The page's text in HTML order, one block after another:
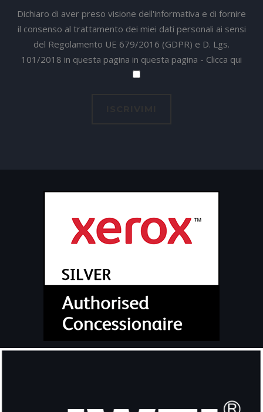
Dichiaro di aver preso visione dell'informativa e di fornire
il consenso al trattamento dei miei dati personali ai sensi
del Regolamento UE 679/2016 (GDPR) e D. Lgs.
101/2018 in questa pagina in questa pagina - Clicca qui